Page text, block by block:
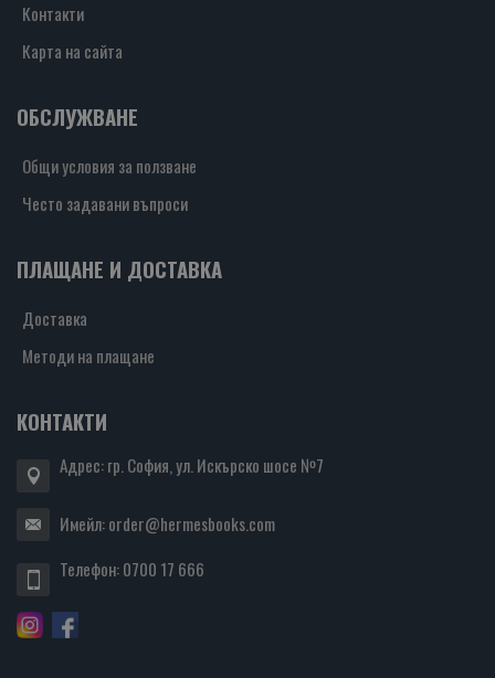
Контакти
Карта на сайта
ОБСЛУЖВАНЕ
Общи условия за ползване
Често задавани въпроси
ПЛАЩАНЕ И ДОСТАВКА
Доставка
Методи на плащане
КОНТАКТИ
Адрес: гр. София, ул. Искърско шосе №7
Имейл:order@hermesbooks.com
Телефон:0700 17 666